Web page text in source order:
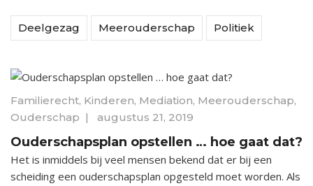
Deelgezag Meerouderschap Politiek
Familierecht, Kinderen, Mediation, Meerouderschap,
Ouderschap | augustus 21, 2019
Ouderschapsplan opstellen … hoe gaat dat?
Het is inmiddels bij veel mensen bekend dat er bij een
scheiding een ouderschapsplan opgesteld moet worden. Als